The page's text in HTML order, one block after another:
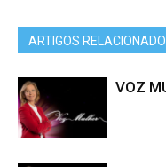
ARTIGOS
VOZ